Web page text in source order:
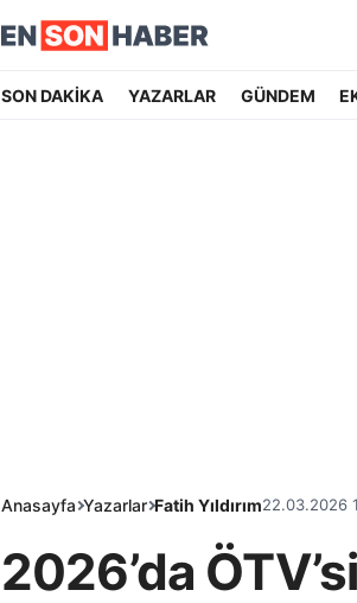
SON DAKİKA YAZARLAR GÜNDEM
Anasayfa Yazarlar Fatih Yıldırım22.03.2026
2026’da